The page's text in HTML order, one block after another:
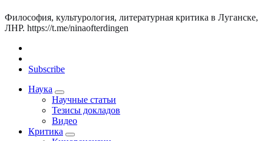
Философия, культурология, литературная критика в Луганске,
ЛНР. https://t.me/ninaofterdingen
Subscribe
Наука
Научные статьи
Тезисы докладов
Видео
Критика